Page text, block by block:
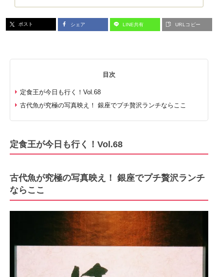
ポスト シェア LINE共有 URLコピー
目次
定食王が今日も行く！Vol.68
古代魚が究極の写真映え！ 銀座でプチ贅沢ランチならここ
定食王が今日も行く！Vol.68
古代魚が究極の写真映え！ 銀座でプチ贅沢ランチ
ならここ